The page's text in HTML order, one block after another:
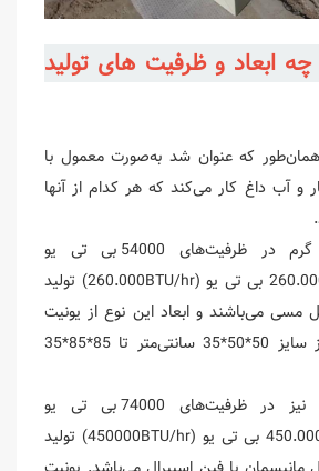
ابعاد و ظرفیت های تولید
که عنوان شد به‌صورت معمول با
و آب داغ کار می‌کند که هر کدام از آنها
یونیت هیتر آب گرم در ظرفیت‌های 54000 بی تی یو
(54.000BTU/hr)تا 260.000 بی تی یو (260.000BTU/hr) تولید
مسی می‌باشند و ابعاد این نوع از یونیت
هیتر های آب گرم از سایز 50*50*35 سانتی‌متر تا 85*85*35
نیز در ظرفیت‌های 74000 بی تی یو
(74000BTU/hr) تا 450.000 بی تی یو (450000BTU/hr) تولید